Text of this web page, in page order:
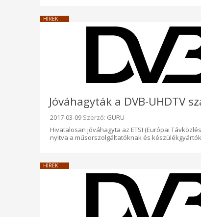
HÍREK
Jóváhagyták a DVB-UHDTV
Beküldve:
2017-03-09 Szerző: GURU
Hivatalosan jóváhagyta az ETSI (Európai
nyitva a műsorszolgáltatóknak és
HÍREK